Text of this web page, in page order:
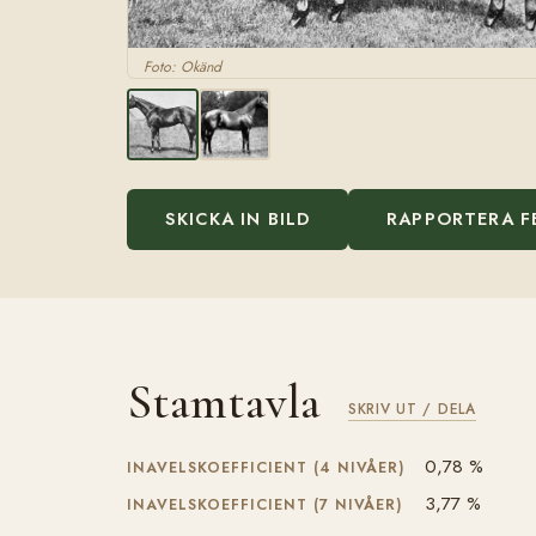
Foto: Okänd
SKICKA IN BILD RAPPORTERA
Stamtavla SKRIV UT / DELA
INAVELSKOEFFICIENT (4 NIVÅER) 0,78 %
INAVELSKOEFFICIENT (7 NIVÅER) 3,77 %